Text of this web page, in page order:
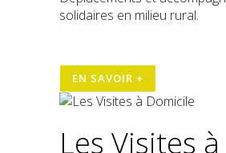
solidaires en milieu rural.
EN SAVOIR +
Les Visites à